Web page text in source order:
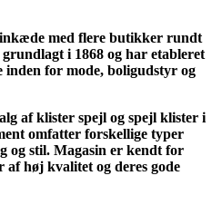
med flere butikker rundt
i 1868 og har etableret
inden for mode, boligudstyr og
af klister spejl og spejl klister i
omfatter forskellige typer
og stil. Magasin er kendt for
høj kvalitet og deres gode